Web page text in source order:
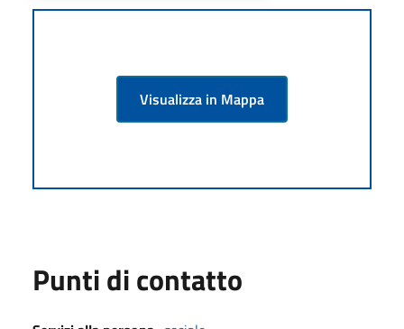
Visualizza in Mappa
Punti di contatto